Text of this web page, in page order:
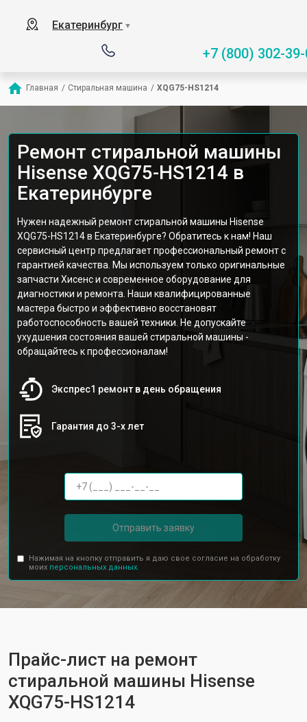
Екатеринбург ▼
+7 (800) 302-
Главная / Стиральная машина / XQG75-HS1214
Ремонт стиральной машины
Hisense XQG75-HS1214 в
Екатеринбурге
Нужен надежный ремонт стиральной машины Hisense
XQG75-HS1214 в Екатеринбурге? Обратитесь к нам! Наш
сервисный центр предлагает профессиональный ремонт с
гарантией качества. Мы используем только оригинальные
запчасти Хисенс и современное оборудование для
диагностики и ремонта. Наши квалифицированные
мастера быстро и эффективно восстановят
работоспособность вашей техники. Не допускайте
ухудшения состояния вашей стиральной машины -
обращайтесь к профессионалам!
Экспрес1 ремонт в день обращения
Гарантия до 3-х лет
Отправить заявку
Нажимая на кнопку отправить я даю свое согласие на обработку
моих персональных данных.
Прайс-лист на ремонт
стиральной машины Hisense
XQG75-HS1214